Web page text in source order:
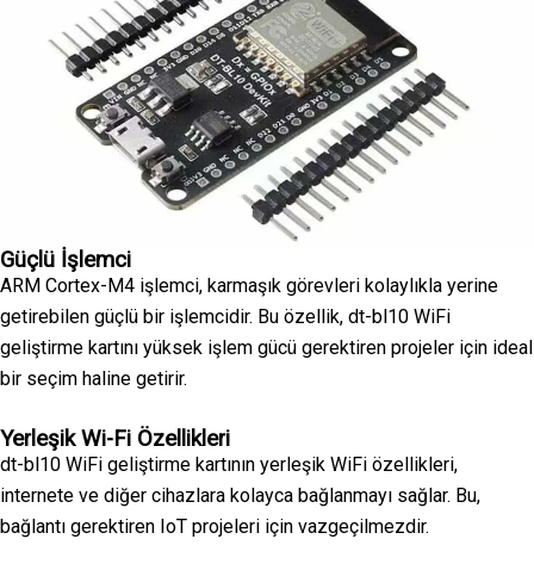
Güçlü İşlemci
ARM Cortex-M4 işlemci, karmaşık görevleri kolaylıkla yerine
getirebilen güçlü bir işlemcidir. Bu özellik, dt-bl10 WiFi
geliştirme kartını yüksek işlem gücü gerektiren projeler için ideal
bir seçim haline getirir.
Yerleşik Wi-Fi Özellikleri
dt-bl10 WiFi geliştirme kartının yerleşik WiFi özellikleri,
internete ve diğer cihazlara kolayca bağlanmayı sağlar. Bu,
bağlantı gerektiren IoT projeleri için vazgeçilmezdir.